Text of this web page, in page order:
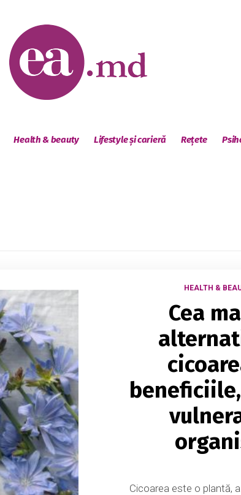
Health & beauty Lifestyle și carieră Rețete
HEALTH &
Cea
Cicoarea este o plantă,